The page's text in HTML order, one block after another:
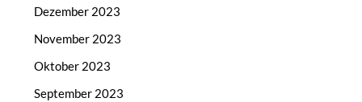
Dezember 2023
November 2023
Oktober 2023
September 2023